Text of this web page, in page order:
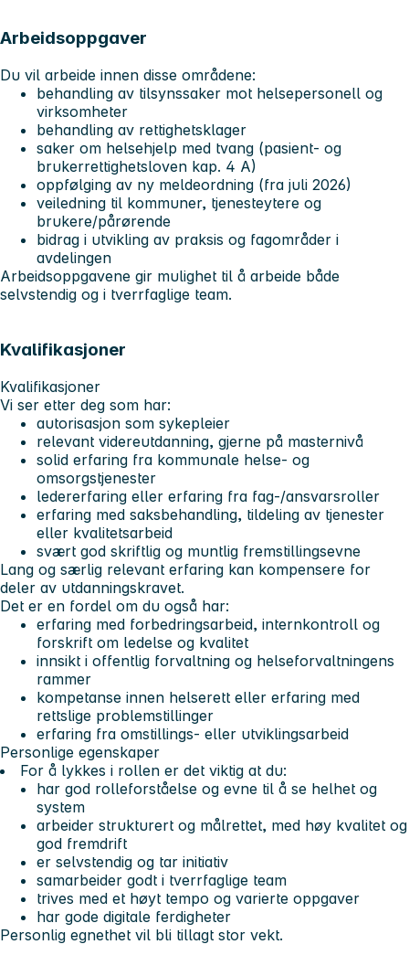
Arbeidsoppgaver
Du vil arbeide innen disse områdene:
behandling av tilsynssaker mot helsepersonell og
virksomheter
behandling av rettighetsklager
saker om helsehjelp med tvang (pasient- og
brukerrettighetsloven kap. 4 A)
oppfølging av ny meldeordning (fra juli 2026)
veiledning til kommuner, tjenesteytere og
brukere/pårørende
bidrag i utvikling av praksis og fagområder i
avdelingen
Arbeidsoppgavene gir mulighet til å arbeide både
selvstendig og i tverrfaglige team.
Kvalifikasjoner
Kvalifikasjoner
Vi ser etter deg som har:
autorisasjon som sykepleier
relevant videreutdanning, gjerne på masternivå
solid erfaring fra kommunale helse- og
omsorgstjenester
ledererfaring eller erfaring fra fag-/ansvarsroller
erfaring med saksbehandling, tildeling av tjenester
eller kvalitetsarbeid
svært god skriftlig og muntlig fremstillingsevne
Lang og særlig relevant erfaring kan kompensere for
deler av utdanningskravet.
Det er en fordel om du også har:
erfaring med forbedringsarbeid, internkontroll og
forskrift om ledelse og kvalitet
innsikt i offentlig forvaltning og helseforvaltningens
rammer
kompetanse innen helserett eller erfaring med
rettslige problemstillinger
erfaring fra omstillings- eller utviklingsarbeid
Personlige egenskaper
For å lykkes i rollen er det viktig at du:
har god rolleforståelse og evne til å se helhet og
system
arbeider strukturert og målrettet, med høy kvalitet og
god fremdrift
er selvstendig og tar initiativ
samarbeider godt i tverrfaglige team
trives med et høyt tempo og varierte oppgaver
har gode digitale ferdigheter
Personlig egnethet vil bli tillagt stor vekt.